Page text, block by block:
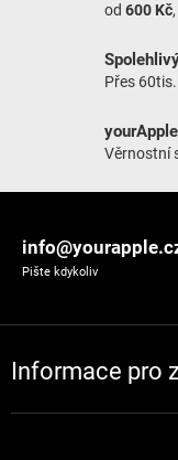
od 600 Kč
Přes
Věrnostní
Pište kdykoliv
Informace pro